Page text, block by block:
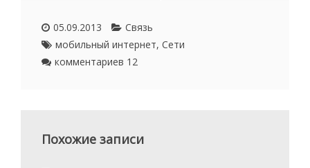
05.09.2013
Связь
мобильный интернет, Сети
комментариев 12
Похожие записи